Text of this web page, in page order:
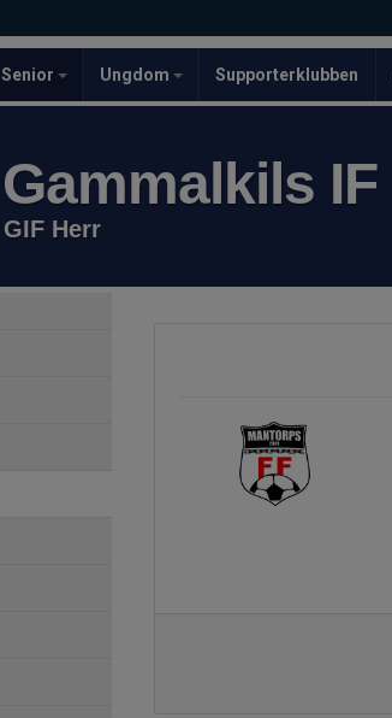
Senior Ungdom Supporterklubben
Gammalkils IF
GIF Herr